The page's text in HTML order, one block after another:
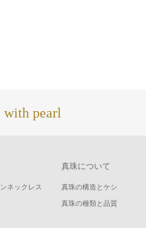
pearl
ネックレス
真珠について
真珠の構造とケシ
真珠の種類と品質